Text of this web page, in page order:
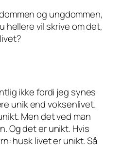
og ungdommen,
hellere vil skrive om det,
ikke fordi jeg synes
unik end voksenlivet.
Men det ved man
Og det er unikt. Hvis
husk livet er unikt. Så